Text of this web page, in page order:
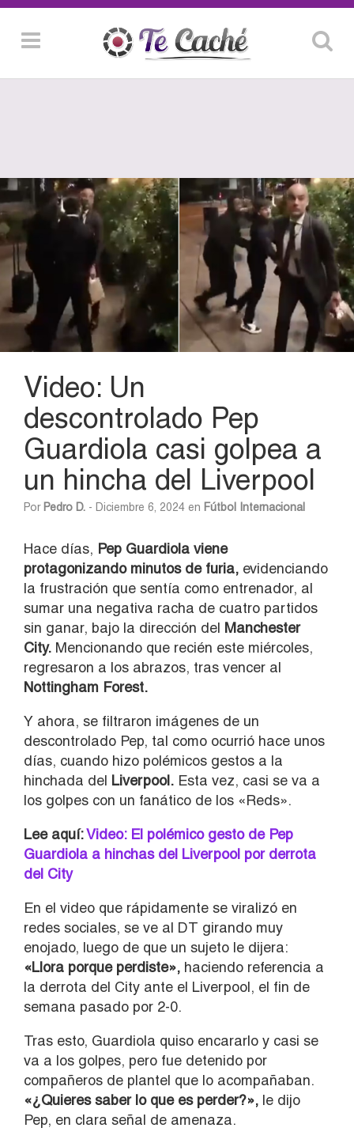
Video: Un
descontrolado Pep
Guardiola casi golpea a
un hincha del Liverpool
Por Pedro D. - Diciembre 6, 2024 en Fútbol Internacional
Hace días, Pep Guardiola viene
protagonizando minutos de furia, evidenciando
la frustración que sentía como entrenador, al
sumar una negativa racha de cuatro partidos
sin ganar, bajo la dirección del Manchester
City. Mencionando que recién este miércoles,
regresaron a los abrazos, tras vencer al
Nottingham Forest.
Y ahora, se filtraron imágenes de un
descontrolado Pep, tal como ocurrió hace unos
días, cuando hizo polémicos gestos a la
hinchada del Liverpool. Esta vez, casi se va a
los golpes con un fanático de los «Reds».
Lee aquí:Video: El polémico gesto de Pep
Guardiola a hinchas del Liverpool por derrota
del City
En el video que rápidamente se viralizó en
redes sociales, se ve al DT girando muy
enojado, luego de que un sujeto le dijera:
«Llora porque perdiste», haciendo referencia a
la derrota del City ante el Liverpool, el fin de
semana pasado por 2-0.
Tras esto, Guardiola quiso encararlo y casi se
va a los golpes, pero fue detenido por
compañeros de plantel que lo acompañaban.
«¿Quieres saber lo que es perder?», le dijo
Pep, en clara señal de amenaza.